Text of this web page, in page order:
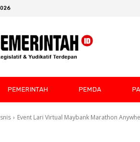
PEMERINTAH PEMDA
Event Lari Virtual Maybank Marathon